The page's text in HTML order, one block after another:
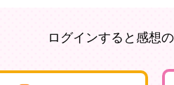
ログインすると感想